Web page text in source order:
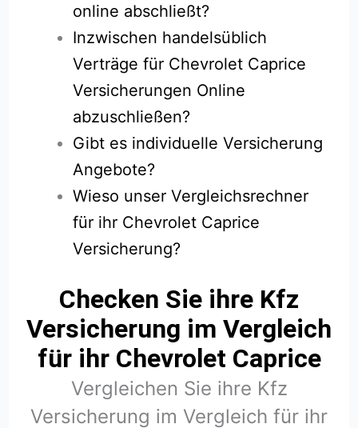
online abschließt?
Inzwischen handelsüblich
Verträge für Chevrolet Caprice
Versicherungen Online
abzuschließen?
Gibt es individuelle Versicherung
Angebote?
Wieso unser Vergleichsrechner
für ihr Chevrolet Caprice
Versicherung?
Checken Sie ihre Kfz
Versicherung im Vergleich
für ihr Chevrolet Caprice
Vergleichen Sie ihre Kfz
Versicherung im Vergleich für ihr